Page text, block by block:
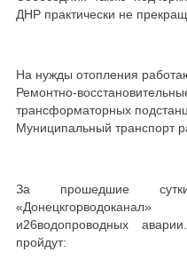
ДНР практически не
На нужды отопления
Ремонтно-
трансформаторных
Муниципальный транспорт
За прошедшие
и26водопроводных
пройдут: